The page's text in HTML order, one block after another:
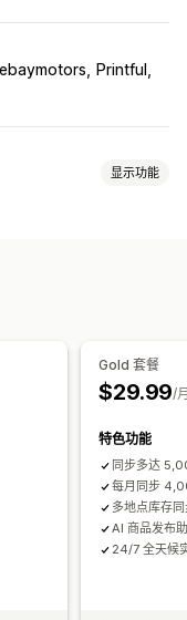
ebaymotors
Printful
显示功能
Gold 套餐
$29.99/
特色功能
同步多达
每月同步
多地点库存
AI 商品发布
24/7 全天候